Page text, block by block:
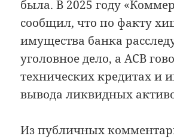
была. В 2025 году
сообщил, что по факту
имущества банка
уголовное дело, а АСВ
технических кредитах и
вывода ликвидных
Из публичных